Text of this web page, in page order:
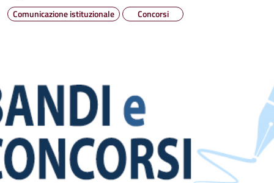
Comunicazione istituzionale Concorsi